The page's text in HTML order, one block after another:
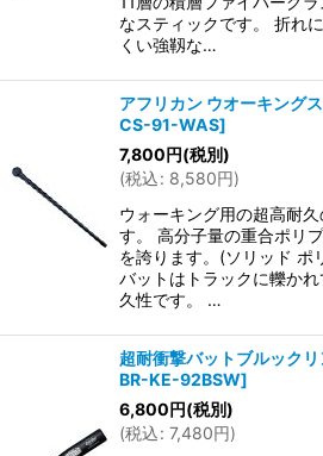
なスティックです。 折れ
くい強靱な…
アフリカン ウオーキング
CS-91-WAS]
7,800円(税別)
(税込: 8,580円)
ウォーキング用の超高耐
す。 高分子量の重合ポリ
を誇ります。(ソリッド ポ
バットはトラックに轢か
久性です。 …
超耐衝撃バットブルック
BR-KE-92BSW]
6,800円(税別)
(税込: 7,480円)